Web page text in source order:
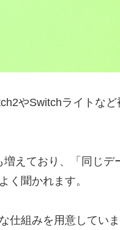
やSwitchライトな
えており、「同じデ
く聞かれます。
仕組みを用意してい